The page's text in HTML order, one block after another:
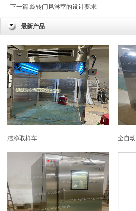
下一篇:旋转门风淋室的设计要求
最新产品
洁净取样车 全自